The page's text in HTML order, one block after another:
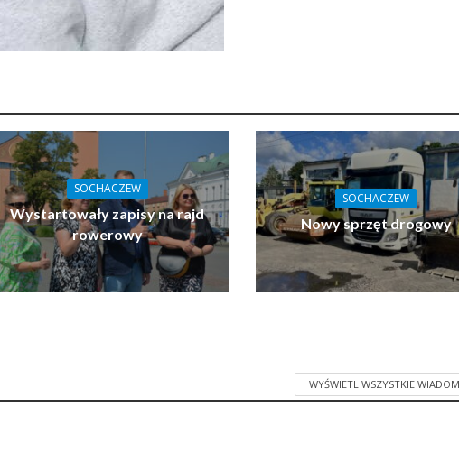
SOCHACZEW
Wystartowały zapisy na rajd
rowerowy
SOCHACZEW
Nowy sprzęt drogowy
WYŚWIETL WSZYSTKIE